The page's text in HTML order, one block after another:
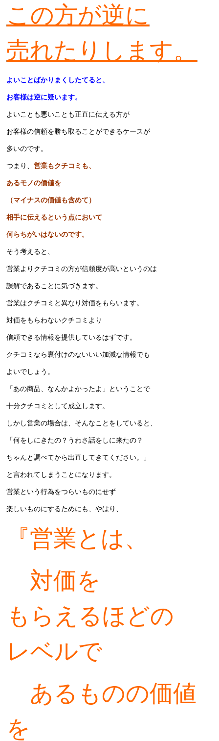
この方が逆に
売れたりします。
よいことばかりまくしたてると、
お客様は逆に疑います。
よいことも悪いことも正直に伝える方が
お客様の信頼を勝ち取ることができるケースが
多いのです。
つまり、営業もクチコミも、
あるモノの価値を
（マイナスの価値も含めて）
相手に伝えるという点において
何らちがいはないのです。
そう考えると、
営業よりクチコミの方が信頼度が高いというのは
誤解であることに気づきます。
営業はクチコミと異なり対価をもらいます。
対価をもらわないクチコミより
信頼できる情報を提供しているはずです。
クチコミなら裏付けのないいい加減な情報でも
よいでしょう。
「あの商品、なんかよかったよ」ということで
十分クチコミとして成立します。
しかし営業の場合は、そんなことをしていると、
「何をしにきたの？うわさ話をしに来たの？
ちゃんと調べてから出直してきてください。」
と言われてしまうことになります。
営業という行為をつらいものにせず
楽しいものにするためにも、やはり、
『営業とは、
対価を
もらえるほどの
レベルで
あるものの価値
を